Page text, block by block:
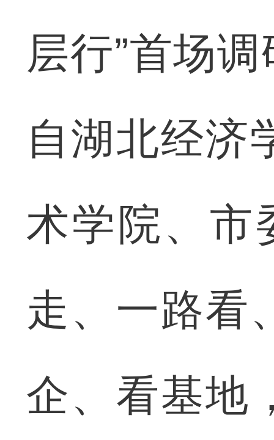
层行”首场
自湖北经济
术学院、市
走、一路看
企、看基地